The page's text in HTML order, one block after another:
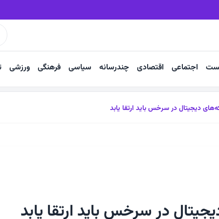
۳۰۰۰ ساله خراسان
اجتماعی اقتصادی چندرسانه سیاسی فرهنگی ورزشی
دیجیتال در سرخس باید ارتقا یابد
در سرخس باید ارتقا یابد